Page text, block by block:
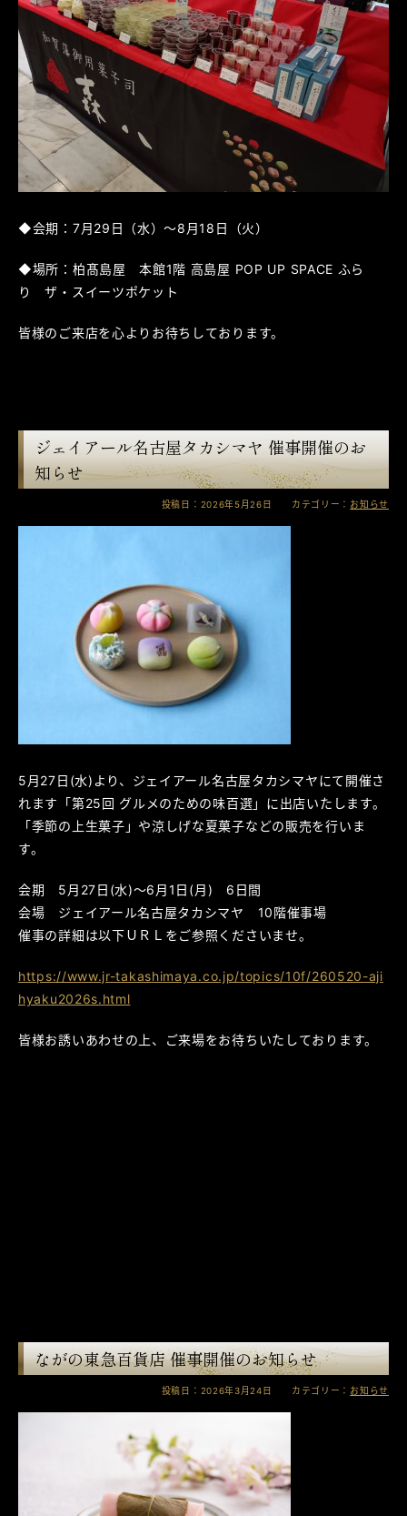
◆会期：7月29日（水）～8月18日（火）
◆場所：柏髙島屋 本館1階 高島屋 POP UP SPACE ふら
り ザ・スイーツポケット
皆様のご来店を心よりお待ちしております。
ジェイアール名古屋タカシマヤ 催事開催のお
知らせ
投稿日：2026年5月26日 カテゴリー： お知らせ
5月27日(水)より、ジェイアール名古屋タカシマヤにて開催さ
れます「第25回 グルメのための味百選」に出店いたします。
「季節の上生菓子」や涼しげな夏菓子などの販売を行いま
す。
会期 5月27日(水)～6月1日(月) 6日間
会場 ジェイアール名古屋タカシマヤ 10階催事場
催事の詳細は以下ＵＲＬをご参照くださいませ。
https://www.jr-takashimaya.co.jp/topics/10f/260520-aji
hyaku2026s.html
皆様お誘いあわせの上、ご来場をお待ちいたしております。
ながの東急百貨店 催事開催のお知らせ
投稿日：2026年3月24日 カテゴリー： お知らせ